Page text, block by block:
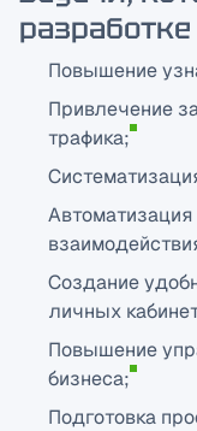
разработке
Повышение
Привлечение
трафика;
Создание
личных
Повышение
бизнеса;
Подготовка